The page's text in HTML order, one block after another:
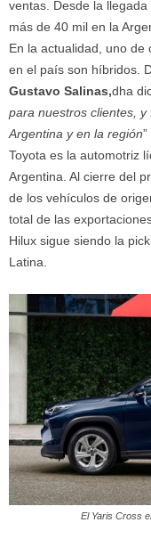
ventas. Desde la
más de 40 mil en la
En la actualidad, uno de
en el país son híbridos.
Gustavo Salinas,dha
para nuestros clientes,
Argentina y en la región”
Toyota es la automotriz
Argentina. Al cierre del
de los vehículos de
total de las
Hilux sigue siendo la
Latina.
El Yaris Cross